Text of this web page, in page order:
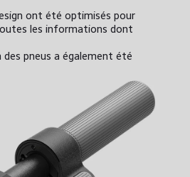
ont été optimisés pour
les informations dont
pneus a également été